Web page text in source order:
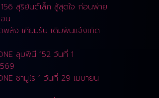
สุริยันต์เล็ก สู้สุดใจ ก่อนพ่าย
น
ลัง เคียมรัน เดิมพันแจ้งเกิด
ลุมพินี 152 วันที่ 1
ซามูไร 1 วันที่ 29 เมษายน